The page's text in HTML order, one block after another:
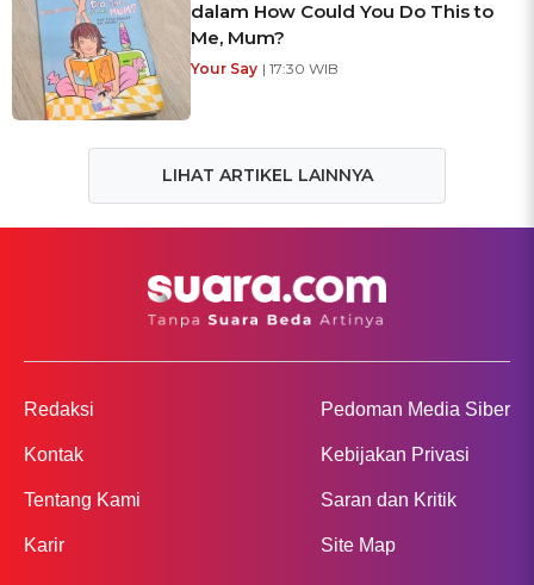
dalam How Could You Do This to
Me, Mum?
Your Say | 17:30 WIB
LIHAT ARTIKEL LAINNYA
Redaksi
Kontak
Tentang Kami
Karir
Pedoman Media Siber
Kebijakan Privasi
Saran dan Kritik
Site Map